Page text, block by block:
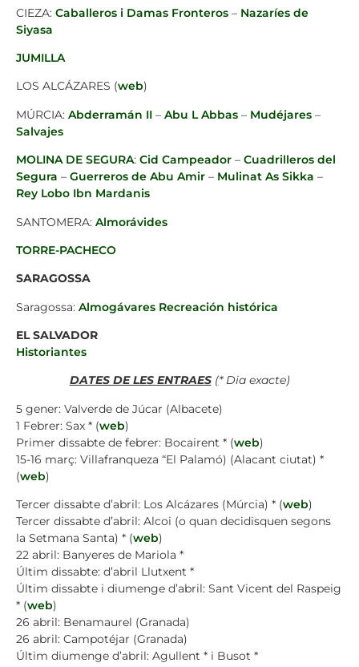
CIEZA: Caballeros i Damas Fronteros – Nazaríes de
Siyasa
JUMILLA
LOS ALCÁZARES (web)
MÚRCIA: Abderramán II – Abu L Abbas – Mudéjares –
Salvajes
MOLINA DE SEGURA: Cid Campeador – Cuadrilleros del
Segura – Guerreros de Abu Amir – Mulinat As Sikka –
Rey Lobo Ibn Mardanis
SANTOMERA: Almorávides
TORRE-PACHECO
SARAGOSSA
Saragossa: Almogávares Recreación histórica
EL SALVADOR
Historiantes
DATES DE LES ENTRAES (* Dia exacte)
5 gener: Valverde de Júcar (Albacete)
1 Febrer: Sax * (web)
Primer dissabte de febrer: Bocairent * (web)
15-16 març: Villafranqueza “El Palamó) (Alacant ciutat) *
(web)
Tercer dissabte d’abril: Los Alcázares (Múrcia) * (web)
Tercer dissabte d’abril: Alcoi (o quan decidisquen segons
la Setmana Santa) * (web)
22 abril: Banyeres de Mariola *
Últim dissabte: d’abril Llutxent *
Últim dissabte i diumenge d’abril: Sant Vicent del Raspeig
* (web)
26 abril: Benamaurel (Granada)
26 abril: Campotéjar (Granada)
Últim diumenge d’abril: Agullent * i Busot *